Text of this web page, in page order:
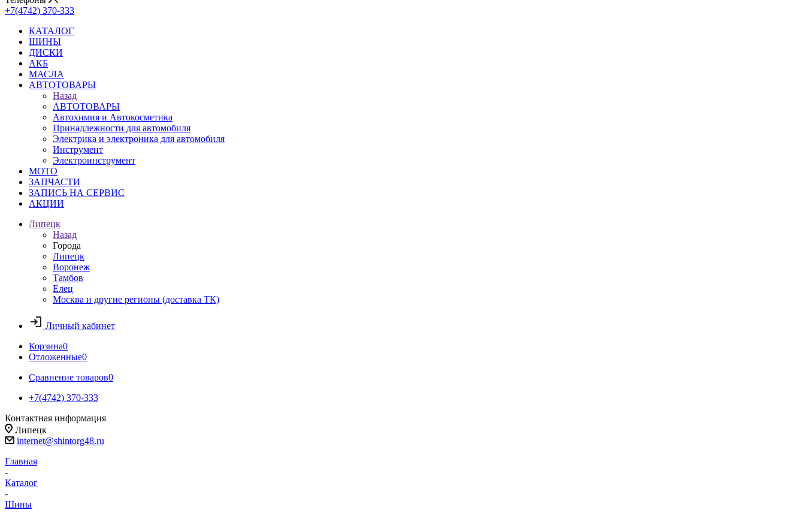
+7(4742) 370-333
КАТАЛОГ
ШИНЫ
ДИСКИ
АКБ
МАСЛА
АВТОТОВАРЫ
Назад
АВТОТОВАРЫ
Автохимия и Автокосметика
Принадлежности для автомобиля
Электрика и электроника для автомобиля
Инструмент
Электроинструмент
МОТО
ЗАПЧАСТИ
ЗАПИСЬ НА СЕРВИС
АКЦИИ
Липецк
Назад
Города
Липецк
Воронеж
Тамбов
Елец
Москва и другие регионы (доставка ТК)
Личный кабинет
Корзина0
Отложенные0
Сравнение товаров0
+7(4742) 370-333
Контактная информация
Липецк
internet@shintorg48.ru
Главная
-
Каталог
-
Шины